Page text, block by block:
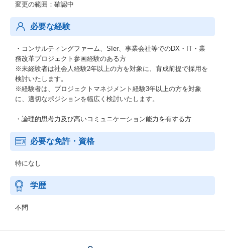
変更の範囲：確認中
必要な経験
・コンサルティングファーム、SIer、事業会社等でのDX・IT・業
務改革プロジェクト参画経験のある方
※未経験者は社会人経験2年以上の方を対象に、育成前提で採用を
検討いたします。
※経験者は、プロジェクトマネジメント経験3年以上の方を対象
に、適切なポジションを幅広く検討いたします。
・論理的思考力及び高いコミュニケーション能力を有する方
必要な免許・資格
特になし
学歴
不問